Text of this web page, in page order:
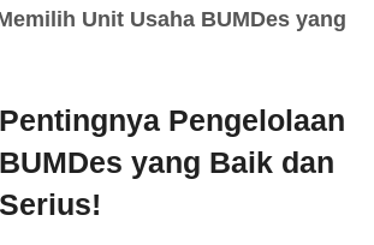
Unit Usaha BUMDes yang
Pentingnya Pengelolaan
BUMDes yang Baik dan
Serius!